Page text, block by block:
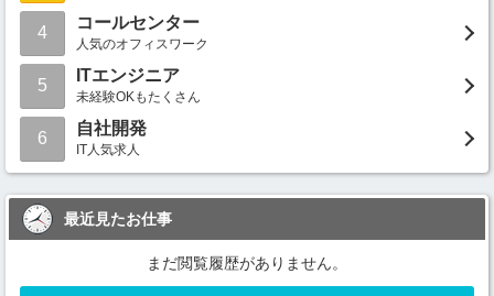
4
コールセンター
人気のオフィスワーク
5
ITエンジニア
未経験OKもたくさん
6
自社開発
IT人気求人
最近見たお仕事
まだ閲覧履歴がありません。